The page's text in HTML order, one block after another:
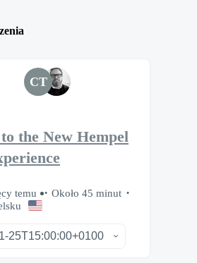
CT
the New Hempel
temu
Około 45 minut